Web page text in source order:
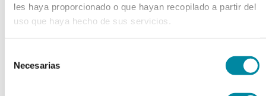
les haya proporcionado o que hayan recopilado a partir del
uso que haya hecho de sus servicios.
Necesarias